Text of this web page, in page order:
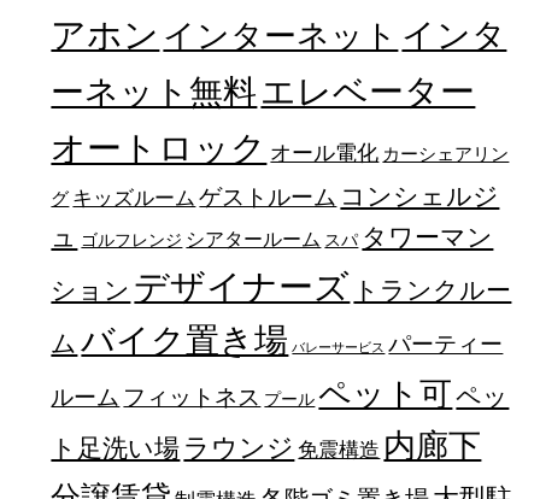
アホン インターネット インタ
ーネット無料エレベーター
オートロック オール電化 カーシェアリン
グ キッズルーム ゲストルーム コンシェルジ
ュ
ゴルフレンジ シアタールーム スパ タワーマン
ション デザイナーズ トランクルー
ム バイク置き場 バレーサービス パーティー
ルーム フィットネス プール ペット可ペッ
ト足洗い場 ラウンジ 免震構造 内廊下